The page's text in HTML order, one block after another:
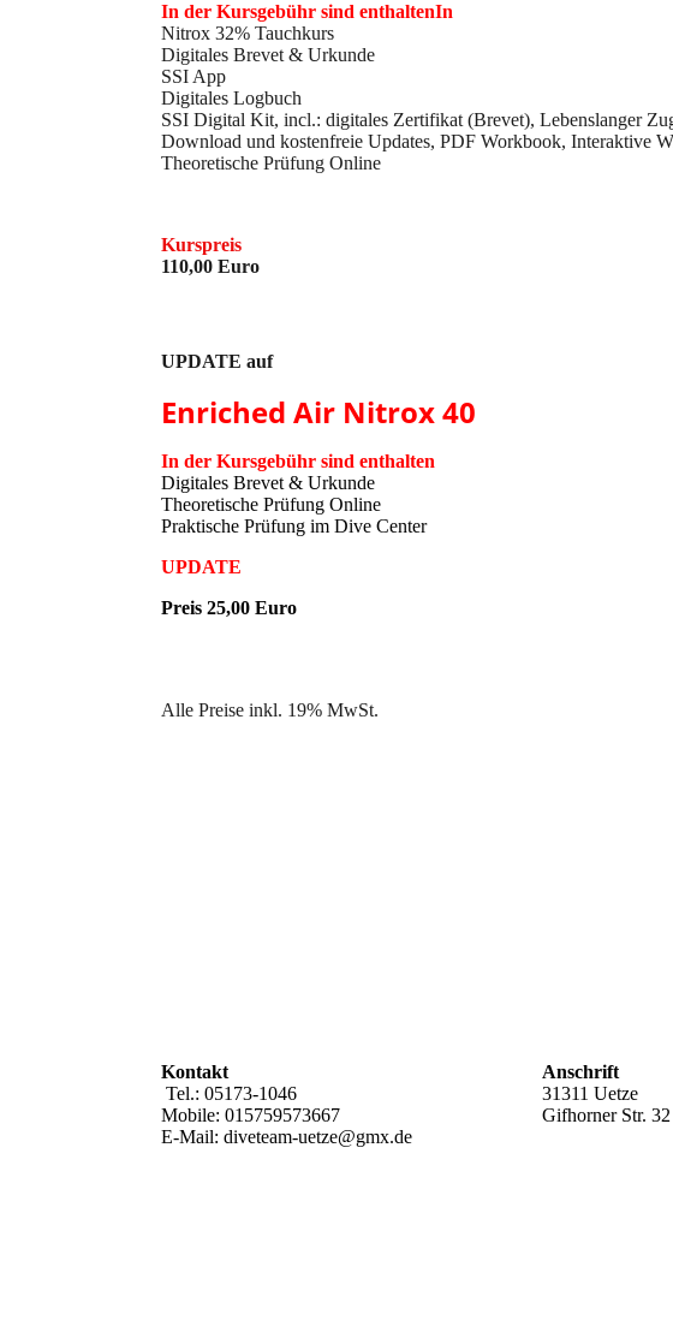
In der Kursgebühr sind enthaltenIn
Nitrox 32% Tauchkurs
Digitales Brevet & Urkunde
SSI App
Digitales Logbuch
SSI Digital Kit, incl.: digitales Zertifikat (Brevet), Lebenslanger
Download und kostenfreie Updates, PDF Workbook, Interaktive
Theoretische Prüfung Online
Kurspreis
110,00 Euro
UPDATE auf
Enriched Air Nitrox 40
In der Kursgebühr sind enthalten
Digitales Brevet & Urkunde
Theoretische Prüfung Online
Praktische Prüfung im Dive Center
UPDATE
Preis 25,00 Euro
Alle Preise inkl. 19% MwSt.
Kontakt
Tel.: 05173-1046
Mobile: 015759573667
E-Mail: diveteam-uetze@gmx.de
Anschrift
31311 Uetze
Gifhorner Str. 32